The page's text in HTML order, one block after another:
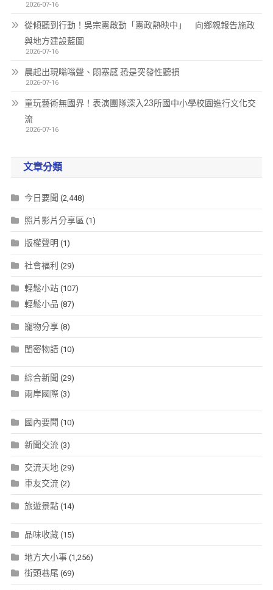
2026-07-16
從傾聽到行動！吳宗憲啟動「憲政熱映中」 向鄉親報告施政
與地方建設藍圖
2026-07-16
晨起出現嗡嗡聲、悶塞感 恐是突發性聽損
2026-07-16
童玩藝術無國界！表演團隊深入23所國中小學校園進行文化交
流
2026-07-16
文章分類
今日要聞 (2,448)
照片影片分享區 (1)
版權聲明 (1)
社會福利 (29)
輕鬆小站(107)
輕鬆小品 (87)
寵物分享(8)
閨密物語(10)
綜合新聞 (29)
兩岸國際(3)
國內要聞 (10)
新聞交流(3)
交流天地(29)
車友交流(2)
旅遊景點(14)
品味收藏(15)
地方大小事(1,256)
街頭巷尾 (69)